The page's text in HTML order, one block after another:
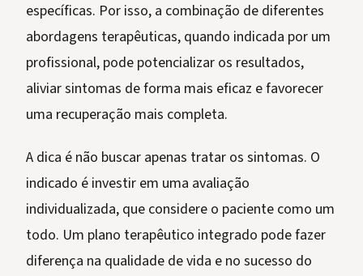
específicas. Por isso, a combinação de diferentes
abordagens terapêuticas, quando indicada por um
profissional, pode potencializar os resultados,
aliviar sintomas de forma mais eficaz e favorecer
uma recuperação mais completa.
A dica é não buscar apenas tratar os sintomas. O
indicado é investir em uma avaliação
individualizada, que considere o paciente como um
todo. Um plano terapêutico integrado pode fazer
diferença na qualidade de vida e no sucesso do